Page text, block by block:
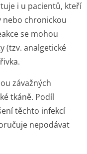
i u pacientů, kteří
chronickou
se mohou
(tzv. analgetické
závažných
tkáně. Podíl
těchto infekcí
nepodávat